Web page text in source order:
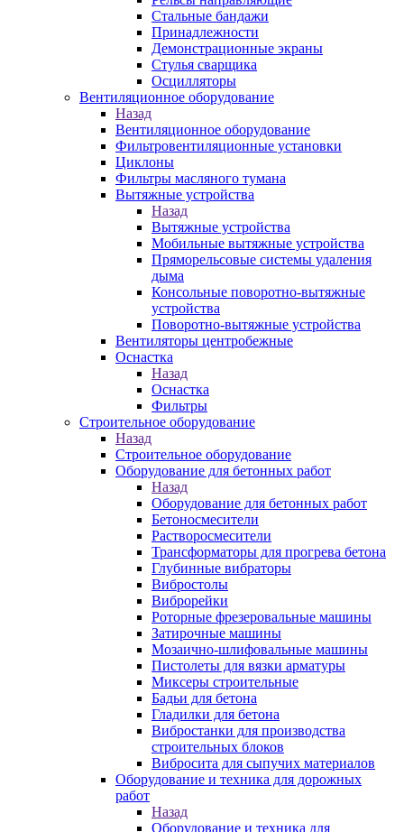
Стальные бандажи
Принадлежности
Демонстрационные экраны
Стулья сварщика
Осцилляторы
Вентиляционное оборудование
Назад
Вентиляционное оборудование
Фильтровентиляционные установки
Циклоны
Фильтры масляного тумана
Вытяжные устройства
Назад
Вытяжные устройства
Мобильные вытяжные устройства
Пряморельсовые системы удаления
дыма
Консольные поворотно-вытяжные
устройства
Поворотно-вытяжные устройства
Вентиляторы центробежные
Оснастка
Назад
Оснастка
Фильтры
Строительное оборудование
Назад
Строительное оборудование
Оборудование для бетонных работ
Назад
Оборудование для бетонных работ
Бетоносмесители
Растворосмесители
Трансформаторы для прогрева бетона
Глубинные вибраторы
Вибростолы
Виброрейки
Роторные фрезеровальные машины
Затирочные машины
Мозаично-шлифовальные машины
Пистолеты для вязки арматуры
Миксеры строительные
Бадьи для бетона
Гладилки для бетона
Вибростанки для производства
строительных блоков
Вибросита для сыпучих материалов
Оборудование и техника для дорожных
работ
Назад
Оборудование и техника для